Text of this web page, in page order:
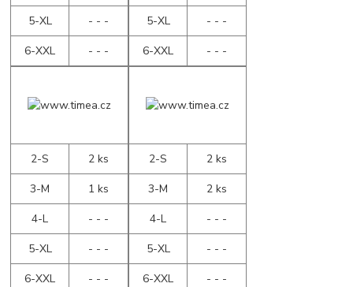
5-XL
- - -
6-XXL
- - -
5-XL
- - -
6-XXL
- - -
2-S
2 ks
3-M
1 ks
4-L
- - -
5-XL
- - -
6-XXL
- - -
2-S
2 ks
3-M
2 ks
4-L
- - -
5-XL
- - -
6-XXL
- - -